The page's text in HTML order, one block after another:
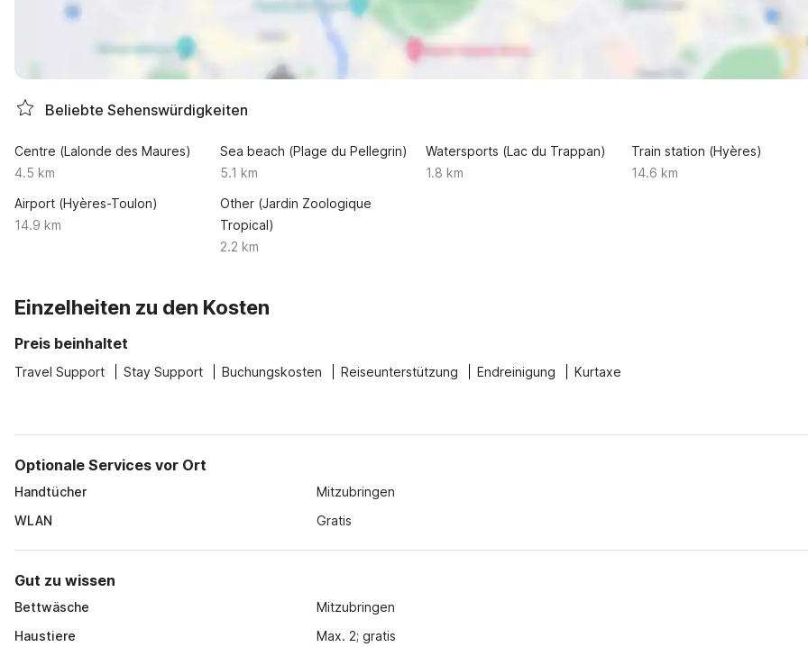
Beliebte Sehenswürdigkeiten
Centre (Lalonde des Maures)
4.5 km
Sea beach (Plage du Pellegrin)
5.1 km
Watersports (Lac du Trappan)
1.8 km
Train station (Hyères)
14.6 km
Airport (Hyères-Toulon)
14.9 km
Other (Jardin Zoologique
Tropical)
2.2 km
Einzelheiten zu den Kosten
Preis beinhaltet
Travel Support Stay Support Buchungskosten Reiseunterstützung Endreinigung Kurtaxe
Optionale Services vor Ort
Handtücher
Mitzubringen
WLAN
Gratis
Gut zu wissen
Bettwäsche
Mitzubringen
Haustiere
Max. 2; gratis